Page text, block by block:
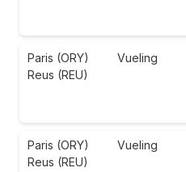
Paris (ORY)
Reus (REU)
Vueling
Paris (ORY)
Reus (REU)
Vueling